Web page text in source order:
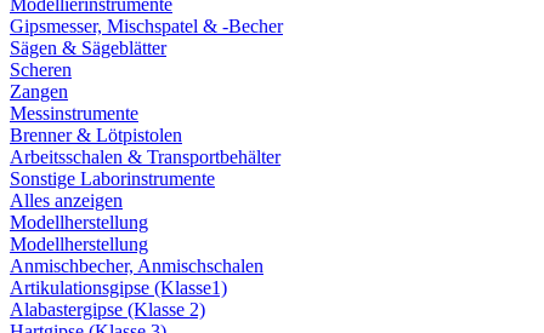
Modellierinstrumente
Gipsmesser, Mischspatel & -Becher
Sägen & Sägeblätter
Scheren
Zangen
Messinstrumente
Brenner & Lötpistolen
Arbeitsschalen & Transportbehälter
Sonstige Laborinstrumente
Alles anzeigen
Modellherstellung
Modellherstellung
Anmischbecher, Anmischschalen
Artikulationsgipse (Klasse1)
Alabastergipse (Klasse 2)